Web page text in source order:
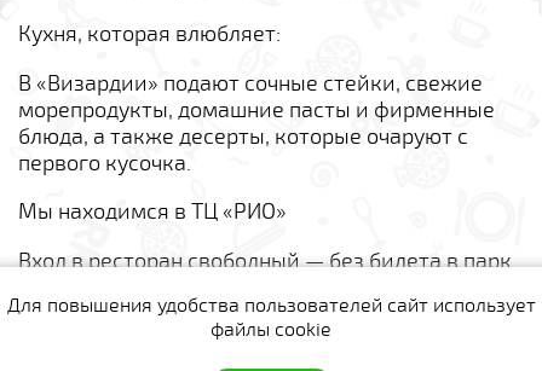
Кухня, которая влюбляет:
В «Визардии» подают сочные стейки, свежие
морепродукты, домашние пасты и фирменные
блюда, а также десерты, которые очаруют с
первого кусочка.
Мы находимся в ТЦ «РИО»
Вход в ресторан свободный — без билета в парк
Комментарии
Для данного предложения пока нет ни одного
Для повышения удобства пользователей сайт использует
файлы cookie